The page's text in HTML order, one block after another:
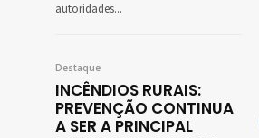
autoridades...
Destaque
INCÊNDIOS RURAIS:
PREVENÇÃO CONTINUA
A SER A PRINCIPAL